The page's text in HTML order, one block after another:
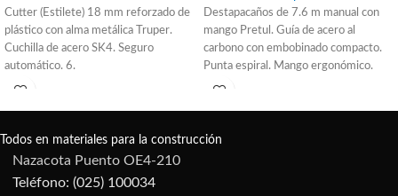
Cutter (Estilete) 18 mm reforzado de
plástico con alma metálica Truper.
Cuchilla de acero SK4. Seguro
automático. 6.
Destapacaños de 7.6 m manual con
mango Pretul. Guía de acero al
carbono con embobinado compacto.
Punta espiral. Mango ergonómico.
Seguro de liberación rápida.
y W.C.
Todos en materiales para la construcción
Nazacota Puento OE4-210
Teléfono: (025) 100034